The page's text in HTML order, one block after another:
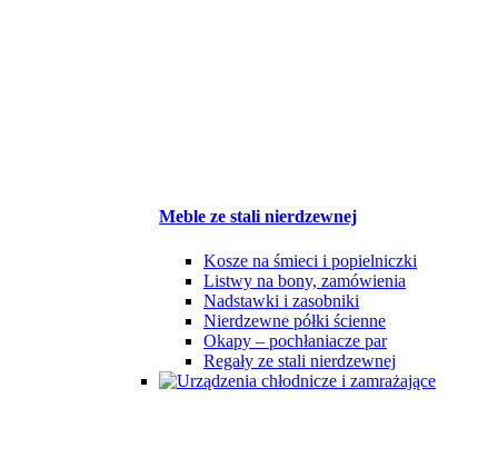
Meble ze stali nierdzewnej
Kosze na śmieci i popielniczki
Listwy na bony, zamówienia
Nadstawki i zasobniki
Nierdzewne półki ścienne
Okapy – pochłaniacze par
Regały ze stali nierdzewnej